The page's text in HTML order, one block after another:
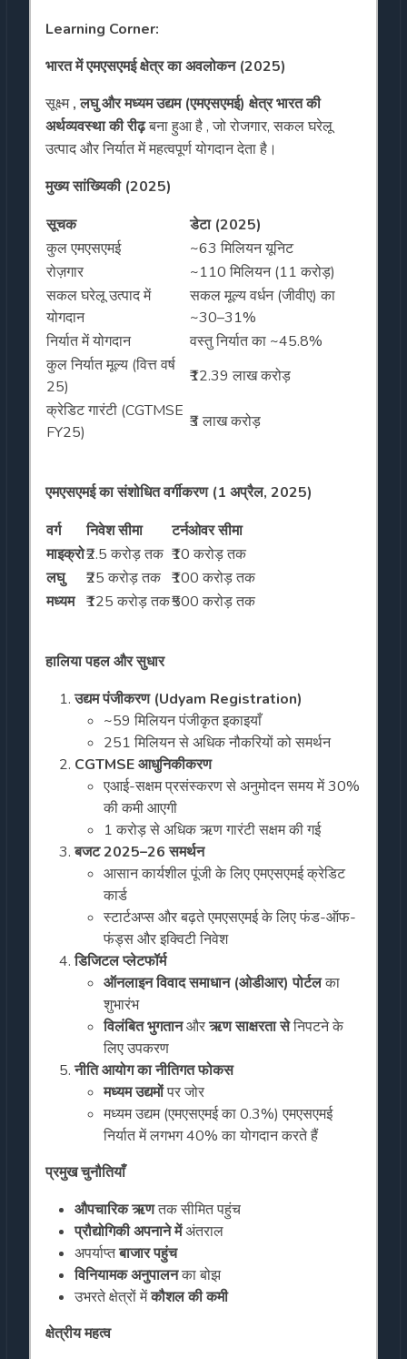
Learning Corner:
भारत में एमएसएमई क्षेत्र का अवलोकन (2025)
सूक्ष्म, लघु और मध्यम उद्यम (एमएसएमई) क्षेत्र भारत की
अर्थव्यवस्था की रीढ़बना हुआ है , जो रोजगार, सकल घरेलू
उत्पाद और निर्यात में महत्वपूर्ण योगदान देता है।
मुख्य सांख्यिकी (2025)
सूचक
डेटा (2025)
कुल एमएसएमई
~63 मिलियन यूनिट
रोज़गार
~110 मिलियन (11 करोड़)
सकल घरेलू उत्पाद में
योगदान
सकल मूल्य वर्धन (जीवीए) का
~30–31%
निर्यात में योगदान
वस्तु निर्यात का ~45.8%
कुल निर्यात मूल्य (वित्त वर्ष
25)
₹12.39 लाख करोड़
क्रेडिट गारंटी (CGTMSE
FY25)
₹3 लाख करोड़
एमएसएमई का संशोधित वर्गीकरण (1 अप्रैल, 2025)
वर्ग
निवेश सीमा
टर्नओवर सीमा
माइक्रो₹2.5 करोड़ तक ₹10 करोड़ तक
लघु
₹25 करोड़ तक ₹100 करोड़ तक
मध्यम ₹125 करोड़ तक₹500 करोड़ तक
हालिया पहल और सुधार
उद्यम पंजीकरण (Udyam Registration)
~59 मिलियन पंजीकृत इकाइयाँ
251 मिलियन से अधिक नौकरियों को समर्थन
CGTMSE आधुनिकीकरण
एआई-सक्षम प्रसंस्करण से अनुमोदन समय में 30%
की कमी आएगी
1 करोड़ से अधिक ऋण गारंटी सक्षम की गई
बजट 2025–26 समर्थन
आसान कार्यशील पूंजी के लिए एमएसएमई क्रेडिट
कार्ड
स्टार्टअप्स और बढ़ते एमएसएमई के लिए फंड-ऑफ-
फंड्स और इक्विटी निवेश
डिजिटल प्लेटफॉर्म
ऑनलाइन विवाद समाधान (ओडीआर) पोर्टलका
शुभारंभ
विलंबित भुगतानऔरऋण साक्षरता सेनिपटने के
लिए उपकरण
नीति आयोग का नीतिगत फोकस
मध्यम उद्यमोंपर जोर
मध्यम उद्यम (एमएसएमई का 0.3%) एमएसएमई
निर्यात में लगभग 40% का योगदान करते हैं
प्रमुख चुनौतियाँ
औपचारिक ऋणतक सीमित पहुंच
प्रौद्योगिकी अपनाने मेंअंतराल
अपर्याप्तबाजार पहुंच
विनियामक अनुपालनका बोझ
उभरते क्षेत्रों मेंकौशल की कमी
क्षेत्रीय महत्व